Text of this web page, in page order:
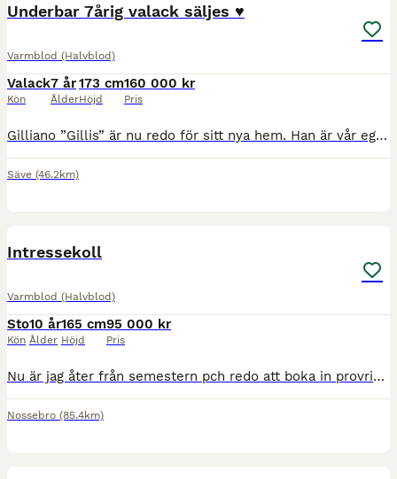
Underbar 7årig valack säljes ♥️
Varmblod (Halvblod)
Valack
Kön
7 år
Ålder
173 cm
Höjd
160 000 kr
Pris
Gilliano ”Gillis” är nu redo för sitt nya hem. Han är vår egen uppfödning och har bott på gården hela sitt liv. Gillis har ett hjärta av guld och vill alltid göra rätt. Snäll att rida ut på själv och i grupp, hoppar det man styr honom på, trevlig att rida dressyr med! Gillis mår bäst av varierad ridning där han får ridas ut kontinuerligt och inte bara ridas på banan varje
Säve (46.2km)
Intressekoll
Varmblod (Halvblod)
Sto
Kön
10 år
Ålder
165 cm
Höjd
95 000 kr
Pris
Nu är jag åter från semestern pch redo att boka in provridning/möte. Det är väldigt många som hört av sig och är ni fortfarande intressearde av Anna så är ni välkomna att höra av er så bokar vi in from v 32 och framåt. Det blev inte riktigt som jag tänkt mig. Anna är en fantastikt trevlig tjej som inte vill något ont, men har lite för mycket nerv för min del. Världens sn
Nossebro (85.4km)